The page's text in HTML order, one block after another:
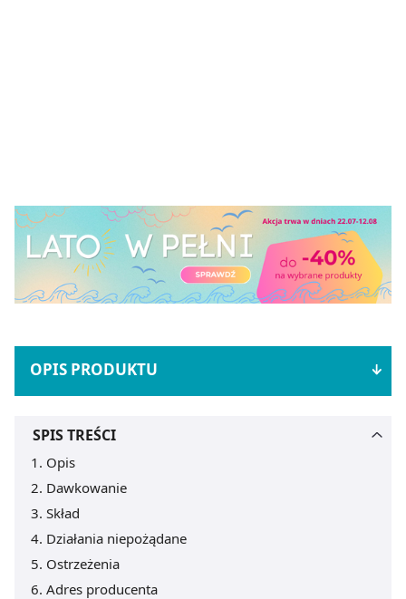
OPIS PRODUKTU
SPIS TREŚCI
Opis
Dawkowanie
Skład
Działania niepożądane
Ostrzeżenia
Adres producenta